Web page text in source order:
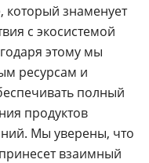
знаменует
с экосистемой
этому мы
ресурсам и
полный
продуктов
Мы уверены, что
взаимный